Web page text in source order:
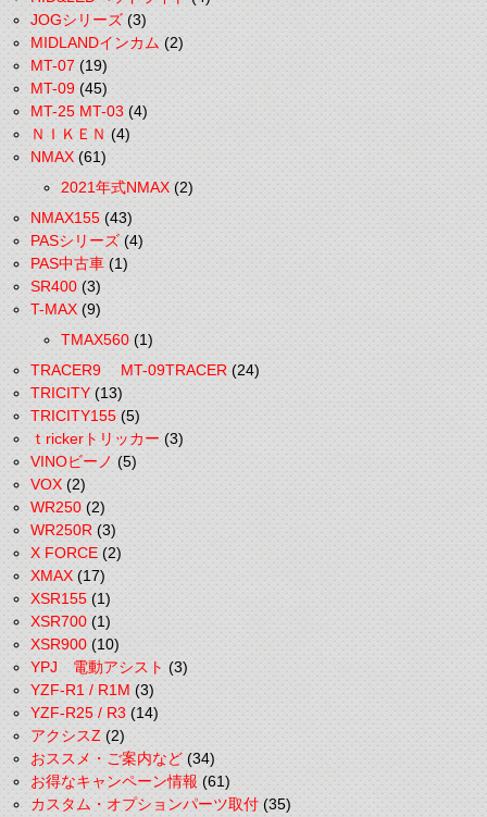
JOGシリーズ(3)
MIDLANDインカム(2)
MT-07(19)
MT-09(45)
MT-25 MT-03(4)
ＮＩＫＥＮ(4)
NMAX(61)
2021年式NMAX(2)
NMAX155(43)
PASシリーズ(4)
PAS中古車(1)
SR400(3)
T-MAX(9)
TMAX560(1)
TRACER9 MT-09TRACER(24)
TRICITY(13)
TRICITY155(5)
ｔrickerトリッカー(3)
VINOビーノ(5)
VOX(2)
WR250(2)
WR250R(3)
X FORCE(2)
XMAX(17)
XSR155(1)
XSR700(1)
XSR900(10)
YPJ 電動アシスト(3)
YZF-R1 / R1M(3)
YZF-R25 / R3(14)
アクシスZ(2)
おススメ・ご案内など(34)
お得なキャンペーン情報(61)
カスタム・オプションパーツ取付(35)